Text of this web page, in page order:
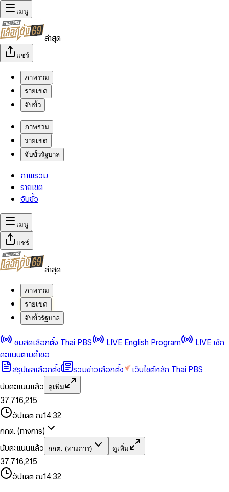
เมนู
ล่าสุด
แชร์
ภาพรวม
รายเขต
จับขั้ว
ภาพรวม
รายเขต
จับขั้วรัฐบาล
ภาพรวม
รายเขต
จับขั้ว
เมนู
แชร์
ล่าสุด
ภาพรวม
รายเขต
จับขั้วรัฐบาล
ชมสดเลือกตั้ง Thai PBS LIVE English Program
LIVE เช็ก
คะแนนตามคำขอ
สรุปผลเลือกตั้ง
รวมข่าวเลือกตั้ง
เว็บไซต์หลัก Thai PBS
นับคะแนนแล้ว
ดูเพิ่ม
0
1
2
3
4
5
6
8
9
0
1
2
3
4
5
6
7
8
9
,
0
1
2
4
6
7
8
9
0
1
2
3
4
5
6
7
8
9
0
1
3
5
6
7
8
9
,
1
2
4
5
7
8
9
0
1
3
4
6
7
8
9
0
2
3
4
5
7
8
อัปเดต ณ14:32
กกต. (ทางการ)
นับคะแนนแล้ว
กกต. (ทางการ) ดูเพิ่ม
0
1
2
3
4
5
0
1
2
4
5
6
7
8
9
,
0
1
2
4
6
7
8
9
0
1
2
3
0
1
3
5
6
7
8
,
1
2
4
0
1
3
0
2
3
4
5
7
อัปเดต ณ14:32